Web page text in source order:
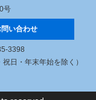
号
問い合わせ
3398
祝日・年末年始を除く）